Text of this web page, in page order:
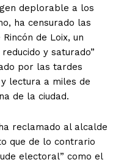
deplorable a los
ha censurado las
de Loix, un
y saturado”
por las tardes
lectura a miles de
de la ciudad.
reclamado al alcalde
que de lo contrario
electoral” como el